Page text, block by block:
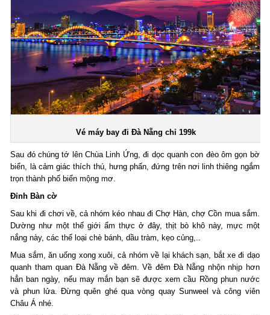
Vé máy bay đi Đà Nẵng chỉ 199k
Sau đó chúng tớ lên Chùa Linh Ứng, đi dọc quanh con đèo ôm gọn bờ
biển, là cảm giác thích thú, hưng phấn, đứng trên nơi linh thiêng ngắm
trọn thành phố biển mộng mơ.
Đỉnh Bàn cờ
Sau khi đi chơi về, cả nhóm kéo nhau đi Chợ Hàn, chợ Cồn mua sắm.
Dường như một thế giới ẩm thực ở đây, thịt bò khô này, mực một
nắng này, các thể loại chè bánh, dầu tràm, kẹo củng,..
Mua sắm, ăn uống xong xuôi, cả nhóm về lại khách sạn, bắt xe đi dạo
quanh tham quan Đà Nẵng về đêm. Về đêm Đà Nẵng nhộn nhịp hơn
hẳn ban ngày, nếu may mắn bạn sẽ được xem cầu Rồng phun nước
và phun lửa. Đừng quên ghé qua vòng quay Sunweel và công viên
Châu Á nhé.